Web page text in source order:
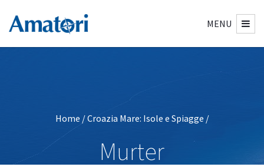
MENU
Home /Croazia Mare: Isole e Spiagge /
Murter